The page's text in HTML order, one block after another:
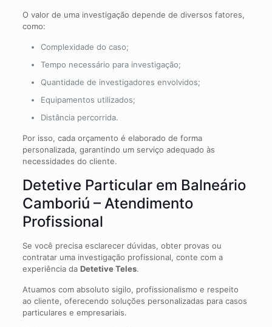
O valor de uma investigação depende de diversos fatores,
como:
Complexidade do caso;
Tempo necessário para investigação;
Quantidade de investigadores envolvidos;
Equipamentos utilizados;
Distância percorrida.
Por isso, cada orçamento é elaborado de forma
personalizada, garantindo um serviço adequado às
necessidades do cliente.
Detetive Particular em Balneário
Camboriú – Atendimento
Profissional
Se você precisa esclarecer dúvidas, obter provas ou
contratar uma investigação profissional, conte com a
experiência da Detetive Teles.
Atuamos com absoluto sigilo, profissionalismo e respeito
ao cliente, oferecendo soluções personalizadas para casos
particulares e empresariais.